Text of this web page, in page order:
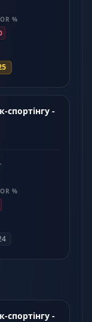
%
спортінгу -
%
спортінгу -